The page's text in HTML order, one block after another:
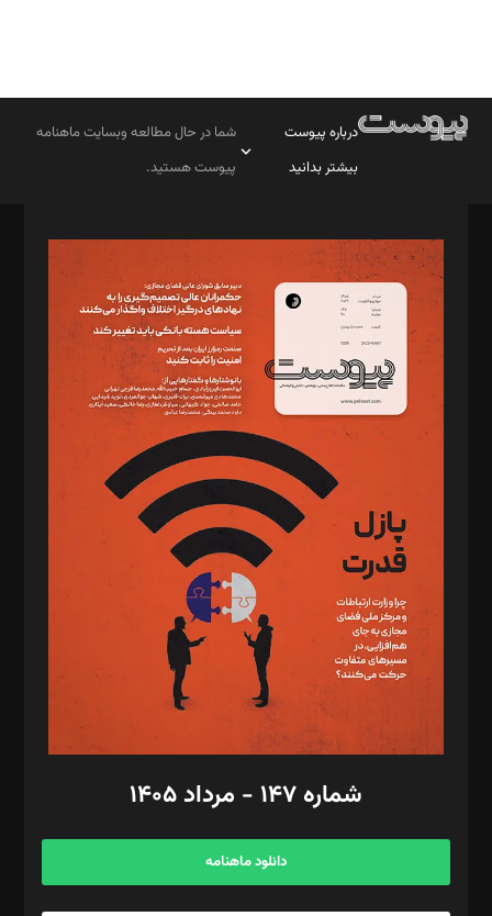
درباره پیوست
بیشتر بدانید
شما در حال مطالعه وبسایت ماهنامه
پیوست هستید.
مدیر مسئول: محمدباقر اثنی‌عشری
سردبیر: مهرک محمودی
دبیر تحریریه: میثم قاسمی
د‌بیر ناداستان: سمانه سمیع
د‌بیر خدمت و تجارت: ابوالفضل رجبی
د‌بیر حقوق فناوری: حسام‌الدین ایپکچی
د‌بیر پیوست جهان: مینا پاکدل
د‌بیر تحریریه آنلاین: بابک نقاش
تحریریه‌: مجتبی محمود‌ی، آرش برهمند، یسنا امان‌پور، سروش کرمیان،
مصطفی مسجدی آرانی، ابوالفضل رجبی، زهرا فکرانه، فائزه فتحی
رستمی،مصطفی باستان
ویرایش: نگار استاد‌‌آقا
طراح یونیفرم: مجید توکلی
فیلمبرداری و عکاسی: امیر شفیعی، مانی لطفی زاده
گرافیک و صفحه‌آرایی: سید‌سبحان‌علی ثابت
مد‌یر توسعه تجاری: کامبیز برید‌
امور مالی: شاپور رهبری، محمد‌ کاظمی‌نیا
آگهی و مشترکین: ۰۹۱۹۹۹۹۰۴۵۴
شماره ۱۴۷ - مرداد ۱۴۰۵
دانلود ماهنامه